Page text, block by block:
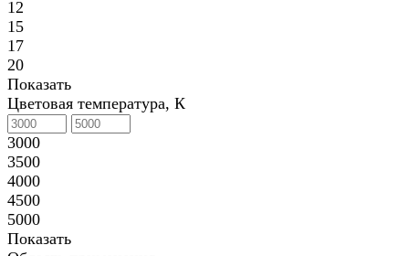
12
15
17
20
Показать
Цветовая температура, К
3000
3500
4000
4500
5000
Показать